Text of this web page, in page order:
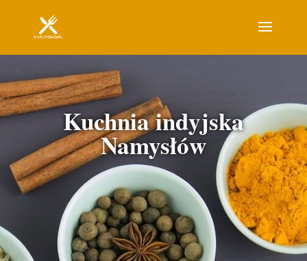
Kuchnia indyjska
Namysłów